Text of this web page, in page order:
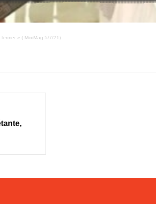
» ( MiniMag 5/7/21)